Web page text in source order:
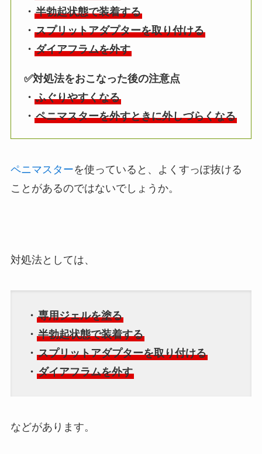
・半勃起状態で装着する
・スプリットアダプターを取り付ける
・ダイアフラムを外す
✅対処法をおこなった後の注意点
・ふぐりやすくなる
・ペニマスターを外すときに外しづらくなる
ペニマスターを使っていると、よくすっぽ抜ける
ことがあるのではないでしょうか。
対処法としては、
・ 専用ジェルを塗る
・ 半勃起状態で装着する
・ スプリットアダプターを取り付ける
・ ダイアフラムを外す
などがあります。